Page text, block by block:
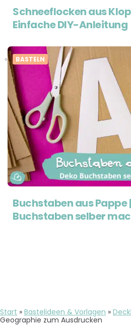
Schneeflocken aus
Einfache DIY-Anleitung
BASTELN
Buchstaben aus Pappe
Buchstaben selber
Start » Bastelideen & Vorlagen »
Geographie zum Ausdrucken